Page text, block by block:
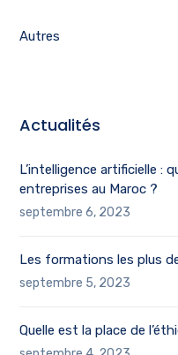
Autres
Actualités
L’intelligence artificielle :
entreprises au Maroc ?
septembre 6, 2023
Les formations les plus
septembre 5, 2023
Quelle est la place de